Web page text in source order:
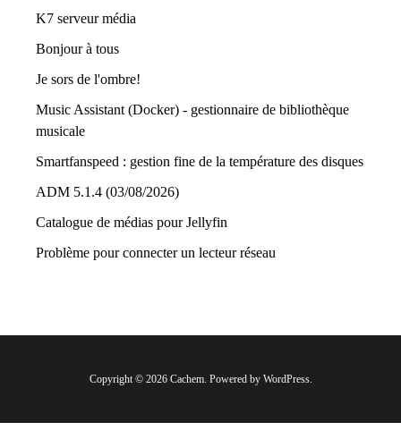
K7 serveur média
Bonjour à tous
Je sors de l'ombre!
Music Assistant (Docker) - gestionnaire de bibliothèque
musicale
Smartfanspeed : gestion fine de la température des disques
ADM 5.1.4 (03/08/2026)
Catalogue de médias pour Jellyfin
Problème pour connecter un lecteur réseau
Copyright © 2026 Cachem. Powered by WordPress.